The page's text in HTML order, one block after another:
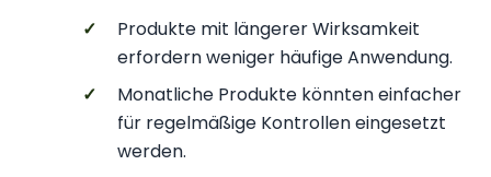
✓
Produkte mit längerer Wirksamkeit
erfordern weniger häufige Anwendung.
✓
Monatliche Produkte könnten einfacher
für regelmäßige Kontrollen eingesetzt
werden.